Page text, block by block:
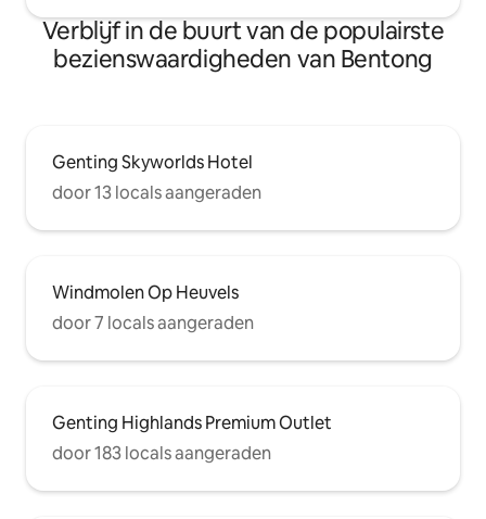
Verblijf in de buurt van de populairste
bezienswaardigheden van Bentong
Genting Skyworlds Hotel
door 13 locals aangeraden
Windmolen Op Heuvels
door 7 locals aangeraden
Genting Highlands Premium Outlet
door 183 locals aangeraden